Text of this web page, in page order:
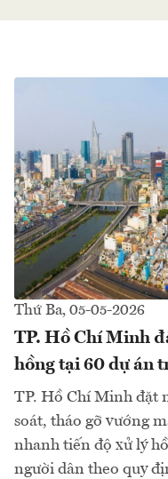
Thứ Ba, 05-05-2026
TP. Hồ Chí Minh
hồng tại 60 dự án
TP. Hồ Chí Minh đặt
soát, tháo gỡ vướng
nhanh tiến độ xử lý
người dân theo quy